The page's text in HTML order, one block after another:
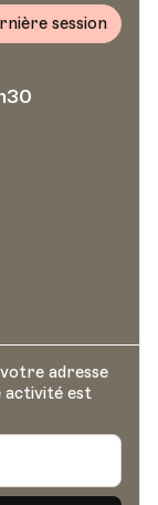
session
adresse
est